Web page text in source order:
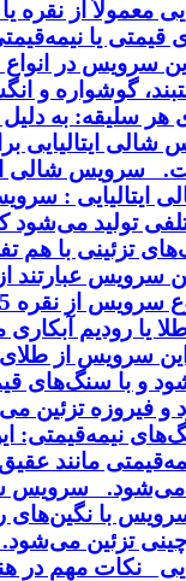
معمولاً از
قیمتی یا
سرویس در انواع
گوشواره و
هر سلیقه: به
شالی ایتالیایی
سرویس شالی
ایتالیایی :
تولید
تزئینی با هم
این سرویس
یا رودیم
و با سنگ‌های
و فیروزه
نیمه‌قیمتی:
مانند
می‌شود. سرویس
با نگین‌های
چینی تزئین
نکات مهم در